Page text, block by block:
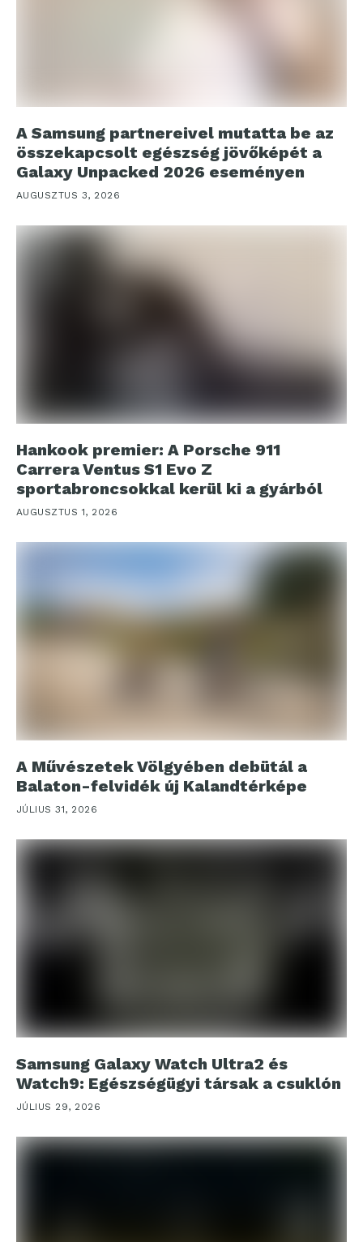
A Samsung partnereivel mutatta be az
összekapcsolt egészség jövőképét a
Galaxy Unpacked 2026 eseményen
AUGUSZTUS 3, 2026
Hankook premier: A Porsche 911
Carrera Ventus S1 Evo Z
sportabroncsokkal kerül ki a gyárból
AUGUSZTUS 1, 2026
A Művészetek Völgyében debütál a
Balaton-felvidék új Kalandtérképe
JÚLIUS 31, 2026
Samsung Galaxy Watch Ultra2 és
Watch9: Egészségügyi társak a csuklón
JÚLIUS 29, 2026